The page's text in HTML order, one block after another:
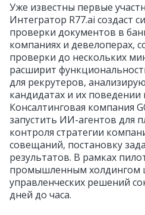
Уже известны первые
Интегратор R77.ai создаст
проверки документов в
компаниях и девелоперах,
проверки до нескольких
расширит
для рекрутеров,
кандидатах и их поведении
Консалтинговая компания
запустить ИИ-агентов для
контроля стратегии
совещаний, постановку
результатов. В рамках
промышленным холдингом
управленческих решений
дней до часа.